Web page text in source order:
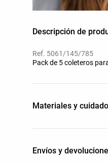
Descripción de
Ref. 5061/145/785
Pack de 5 coleteros
Materiales y
Envíos y